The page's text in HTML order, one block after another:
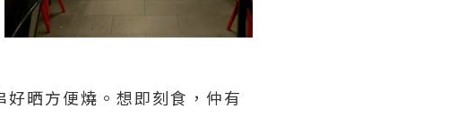
晒方便燒。想即刻食，仲有